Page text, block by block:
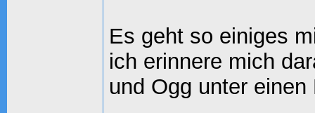
Es geht so einiges
ich erinnere mich
und Ogg unter